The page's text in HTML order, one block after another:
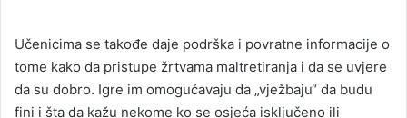
Učenicima se takođe daje podrška i povratne informacije o
tome kako da pristupe žrtvama maltretiranja i da se uvjere
da su dobro. Igre im omogućavaju da „vježbaju“ da budu
fini i šta da kažu nekome ko se osjeća isključeno ili